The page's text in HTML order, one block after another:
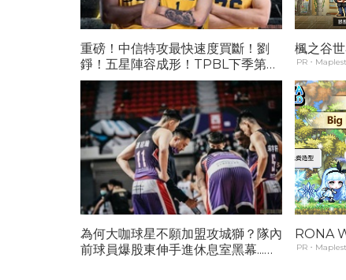
重磅！中信特攻最快速度買斷！劉
錚！五星陣容成形！TPBL下季第4
支衝冠格局球隊
楓之谷
PR・
為何大咖球星不願加盟攻城獅？隊內
前球員爆股東伸手進休息室黑幕...籃
RONA
PR・